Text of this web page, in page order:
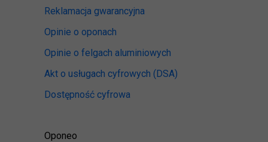
Reklamacja gwarancyjna
Opinie o oponach
Opinie o felgach aluminiowych
Akt o usługach cyfrowych (DSA)
Dostępność cyfrowa
Oponeo